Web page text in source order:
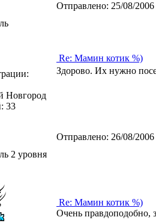
Отправлено: 25/08/
Новгород
33
Re: Мамин котик %)
Здорово. Их нужно
Отправлено: 26/08/
2 уровня
Re: Мамин котик %)
Очень правдоподобно,